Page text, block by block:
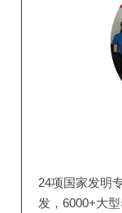
24项国家发明
发，6000+大